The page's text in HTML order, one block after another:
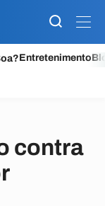
Entretenimento
contra